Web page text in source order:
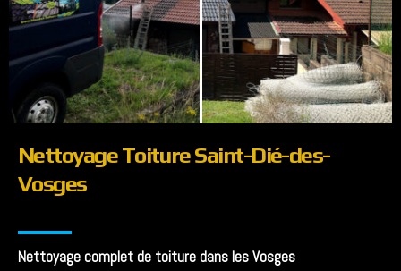
Nettoyage Toiture Saint-Dié-des-
Vosges
Nettoyage complet de toiture dans les Vosges